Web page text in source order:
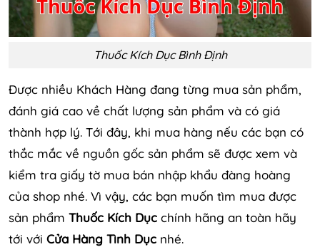
Thuốc Kích Dục Bình Định
Được nhiều Khách Hàng đang từng mua sản phẩm,
đánh giá cao về chất lượng sản phẩm và có giá
thành hợp lý. Tới đây, khi mua hàng nếu các bạn có
thắc mắc về nguồn gốc sản phẩm sẽ được xem và
kiểm tra giấy tờ mua bán nhập khẩu đàng hoàng
của shop nhé. Vì vậy, các bạn muốn tìm mua được
sản phẩm Thuốc Kích Dục chính hãng an toàn hãy
tới với Cửa Hàng Tình Dục nhé.